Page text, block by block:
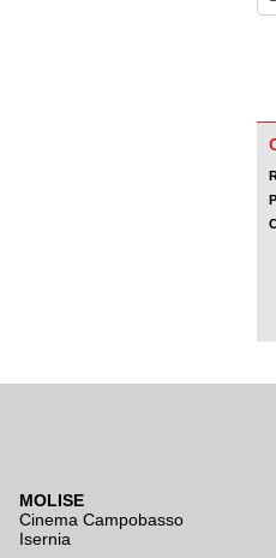
MOLISE
Cinema Campobasso
Isernia